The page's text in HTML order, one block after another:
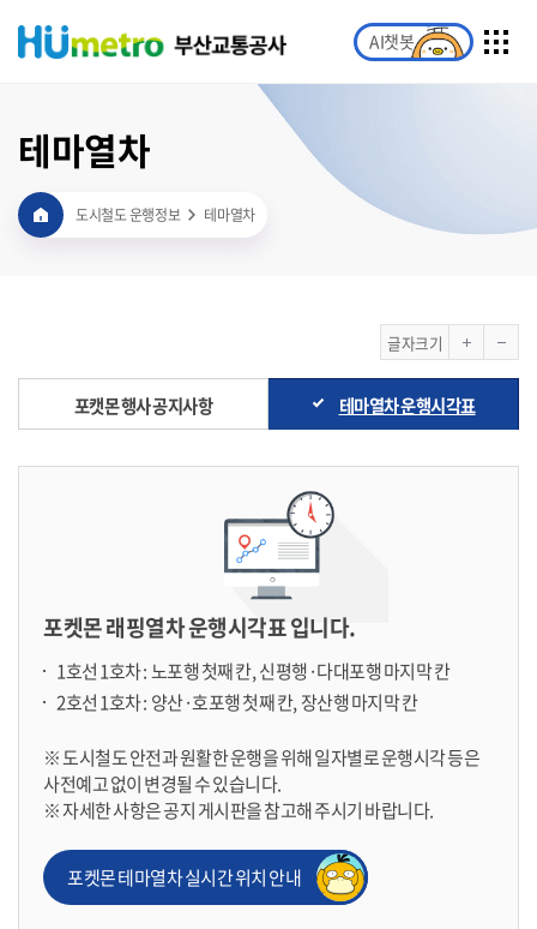
AI챗봇
테마열차
도시철도 운행정보 테마열차
글자크기
포캣몬 행사 공지사항 테마열차 운행시각표
포켓몬 래핑열차 운행시각표 입니다.
1호선 1호차 : 노포행 첫째 칸, 신평행·다대포행 마지막 칸
2호선 1호차 : 양산·호포행 첫째 칸, 장산행 마지막 칸
※ 도시철도 안전과 원활한 운행을 위해 일자별로 운행시각 등은
사전예고 없이 변경될 수 있습니다.
※ 자세한 사항은 공지 게시판을 참고해 주시기 바랍니다.
포켓몬 테마열차 실시간 위치 안내